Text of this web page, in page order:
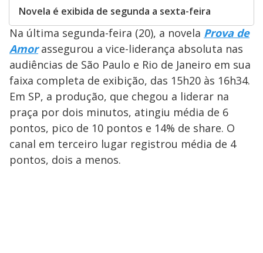
Novela é exibida de segunda a sexta-feira
Na última segunda-feira (20), a novela Prova de
Amorassegurou a vice-liderança absoluta nas
audiências de São Paulo e Rio de Janeiro em sua
faixa completa de exibição, das 15h20 às 16h34.
Em SP, a produção, que chegou a liderar na
praça por dois minutos, atingiu média de 6
pontos, pico de 10 pontos e 14% de share. O
canal em terceiro lugar registrou média de 4
pontos, dois a menos.